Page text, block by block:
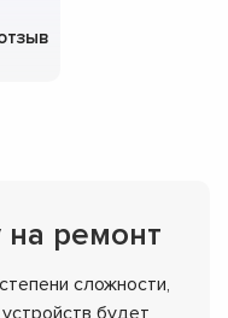
на ремонт
сложности,
будет